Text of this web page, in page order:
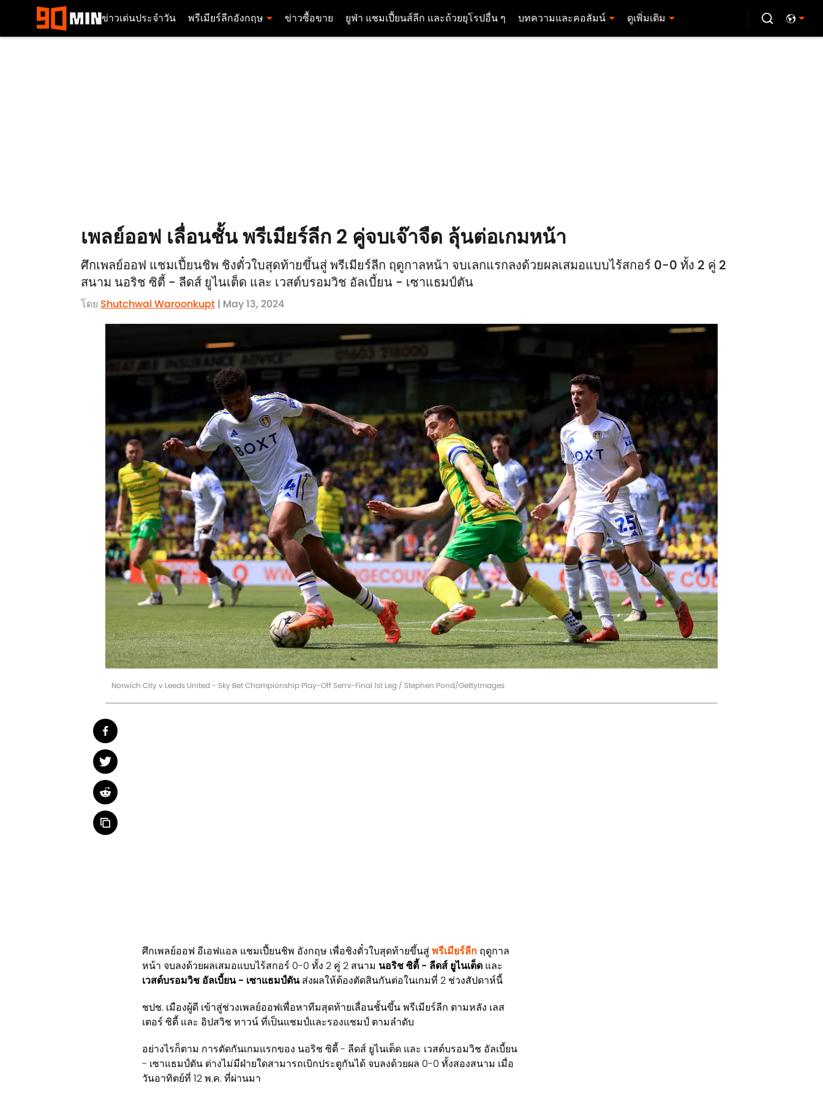
ข่าวเด่นประจำวัน พรีเมียร์ลีกอังกฤษ ข่าวซื้อขาย ยูฟ่า แชมเปี้ยนส์ลีก และถ้วยยุโรปอื่น ๆ บทความและคอลัมน์ ดูเพิ่มเติม
เพลย์ออฟ เลื่อนชั้น พรีเมียร์ลีก 2 คู่จบเจ๊าจืด ลุ้นต่อเกมหน้า
ศึกเพลย์ออฟ แชมเปี้ยนชิพ ชิงตั๋วใบสุดท้ายขึ้นสู่ พรีเมียร์ลีก ฤดูกาลหน้า จบเลกแรกลงด้วยผลเสมอแบบไร้สกอร์ 0-0 ทั้ง 2 คู่ 2
สนาม นอริช ซิตี้ - ลีดส์ ยูไนเต็ด และ เวสต์บรอมวิช อัลเบี้ยน - เซาแธมป์ตัน
โดย Shutchwal Waroonkupt | May 13, 2024
Norwich City v Leeds United - Sky Bet Championship Play-Off Semi-Final 1st Leg / Stephen Pond/GettyImages
ศึกเพลย์ออฟ อีเอฟแอล แชมเปี้ยนชิพ อังกฤษ เพื่อชิงตั๋วใบสุดท้ายขึ้นสู่พรีเมียร์ลีก ฤดูกาล
หน้า จบลงด้วยผลเสมอแบบไร้สกอร์ 0-0 ทั้ง 2 คู่ 2 สนาม นอริช ซิตี้ - ลีดส์ ยูไนเต็ด และ
เวสต์บรอมวิช อัลเบี้ยน - เซาแธมป์ตันส่งผลให้ต้องตัดสินกันต่อในเกมที่ 2 ช่วงสัปดาห์นี้
ชปช. เมืองผู้ดี เข้าสู่ช่วงเพลย์ออฟเพื่อหาทีมสุดท้ายเลื่อนชั้นขึ้น พรีเมียร์ลีก ตามหลัง เลส
เตอร์ ซิตี้ และ อิปสวิช ทาวน์ ที่เป็นแชมป์และรองแชมป์ ตามลำดับ
อย่างไรก็ตาม การตัดกันเกมแรกของ นอริช ซิตี้ - ลีดส์ ยูไนเต็ด และ เวสต์บรอมวิช อัลเบี้ยน
- เซาแธมป์ตัน ต่างไม่มีฝ่ายใดสามารถเบิกประตูกันได้ จบลงด้วยผล 0-0 ทั้งสองสนาม เมื่อ
วันอาทิตย์ที่ 12 พ.ค. ที่ผ่านมา